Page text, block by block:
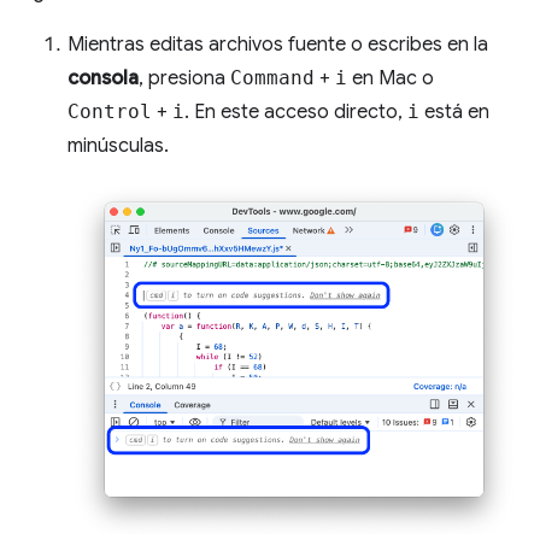
Mientras editas archivos fuente o escribes en la
consola, presiona Command + i en Mac o
Control + i. En este acceso directo, i está en
minúsculas.